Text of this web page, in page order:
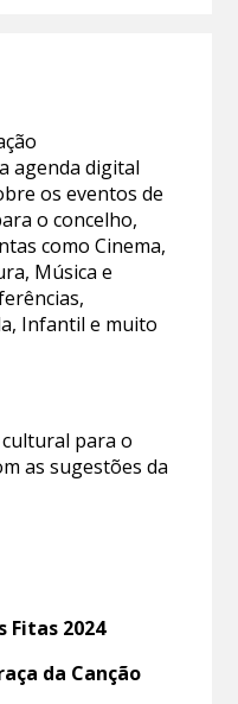
agenda digital
os eventos de
o concelho,
como Cinema,
Música e
Infantil e muito
para o
as sugestões da
Fitas 2024
da Canção